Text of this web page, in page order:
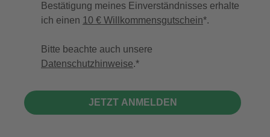
Bestätigung meines Einverständnisses erhalte
ich einen 10 € Willkommensgutschein*.
Bitte beachte auch unsere
Datenschutzhinweise.
JETZT ANMELDEN